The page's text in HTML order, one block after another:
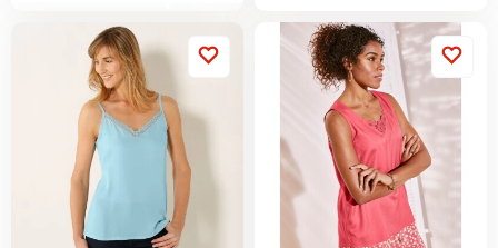
zatěžovací tyčí, aby
dobře splývala a
usnadnila rolování při
vytahování. Prodáváme
jednotlivě. Materiál
100% polyester.
lem. V ramenou
průstřihy. Potisk. Lze
prát v pračce.